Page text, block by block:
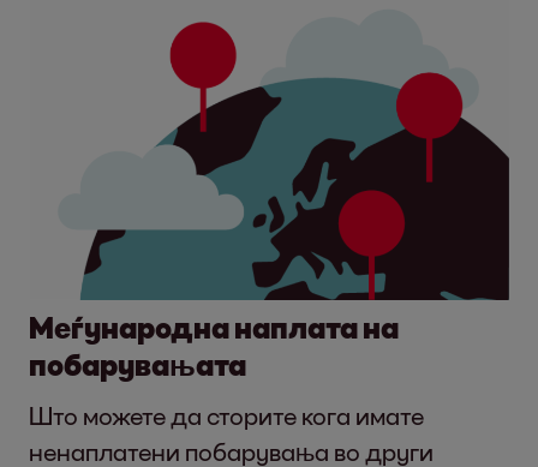
Меѓународна наплата на
побарувањата
Што можете да сторите кога имате
ненаплатени побарувања во други